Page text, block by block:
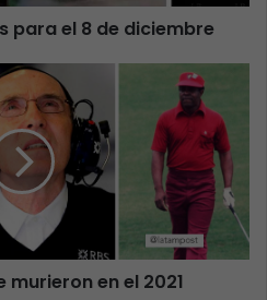
para el 8 de diciembre
en el 2021